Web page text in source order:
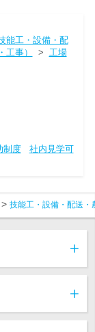
能工・設備・配
事） > 工場
制度
社内見学可
技能工・設備・配送・